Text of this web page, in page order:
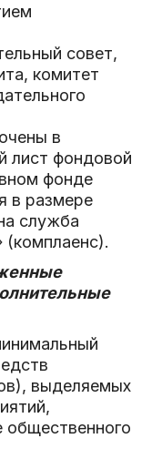
совет,
комитет
в
лист фондовой
фонде
в размере
служба
(комплаенс).
выделяемых
общественного